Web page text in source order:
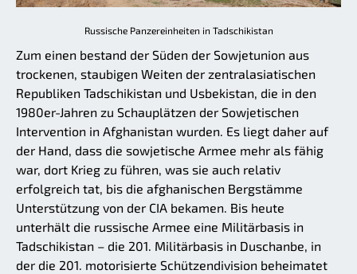
Russische Panzereinheiten in Tadschikistan
Zum einen bestand der Süden der Sowjetunion aus
trockenen, staubigen Weiten der zentralasiatischen
Republiken Tadschikistan und Usbekistan, die in den
1980er-Jahren zu Schauplätzen der Sowjetischen
Intervention in Afghanistan wurden. Es liegt daher auf
der Hand, dass die sowjetische Armee mehr als fähig
war, dort Krieg zu führen, was sie auch relativ
erfolgreich tat, bis die afghanischen Bergstämme
Unterstützung von der CIA bekamen. Bis heute
unterhält die russische Armee eine Militärbasis in
Tadschikistan – die 201. Militärbasis in Duschanbe, in
der die 201. motorisierte Schützendivision beheimatet